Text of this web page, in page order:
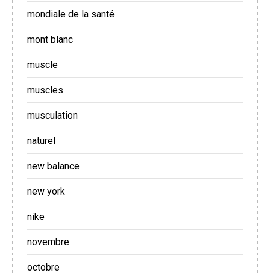
mondiale de la santé
mont blanc
muscle
muscles
musculation
naturel
new balance
new york
nike
novembre
octobre